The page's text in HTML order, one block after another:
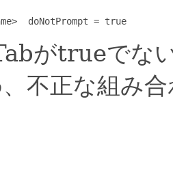
doNotPrompt = true
がtrueでな
不正な組み